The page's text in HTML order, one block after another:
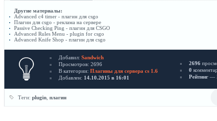
Другие материалы:
Advanced c4 timer - плагин для csgo
Плагин для csgo - реклама на сервере
Passive Checking Ping - плагин для CSGO
Advanced Rules Menu - plugin for csgo
Advanced Knife Shop - плагин для csgo
Добавил: Sandwich
Просмотров: 2696
В категории: Плагины для сервера cs 1.6
Добавлен: 14.10.2015 в 16:01
2696
0
Рейтинг —
Теги: plugin плагин